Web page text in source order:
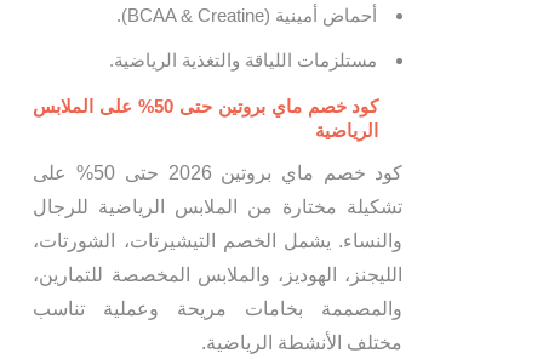
أحماض أمينية (BCAA & Creatine).
مستلزمات اللياقة والتغذية الرياضية.
كود خصم ماي بروتين حتى 50% على الملابس
الرياضية
كود خصم ماي بروتين 2026 حتى 50% على
تشكيلة مختارة من الملابس الرياضية للرجال
والنساء. يشمل الخصم التيشيرتات، الشورتات،
الليجنز، الهوديز، والملابس المخصصة للتمارين،
والمصممة بخامات مريحة وعملية تناسب
مختلف الأنشطة الرياضية.